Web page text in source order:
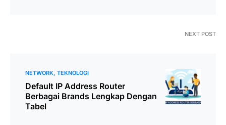
NEXT POST
NETWORK TEKNOLOGI
Default IP Address Router
Berbagai Brands Lengkap Dengan
Tabel